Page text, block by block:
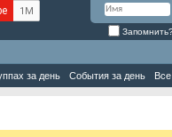
за день События за день